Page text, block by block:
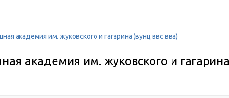
академия им. жуковского и гагарина (вунц ввс вва)
академия им. жуковского и гагарина